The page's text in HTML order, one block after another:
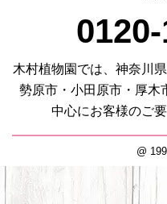
木村植物園では、神奈川
勢原市・小田原市・厚木
中心にお客様のご
@